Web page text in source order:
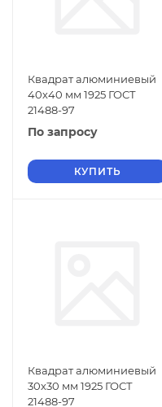
Квадрат алюминиевый
40х40 мм 1925 ГОСТ
21488-97
По запросу
КУПИТЬ
Квадрат алюминиевый
30х30 мм 1925 ГОСТ
21488-97